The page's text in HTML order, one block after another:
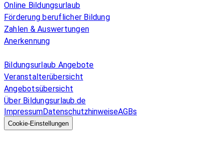
Online Bildungsurlaub
Förderung beruflicher Bildung
Zahlen & Auswertungen
Anerkennung
Bildungsurlaub Angebote
Veranstalterübersicht
Angebotsübersicht
Über Bildungsurlaub.de
ImpressumDatenschutzhinweiseAGBs
Cookie-Einstellungen